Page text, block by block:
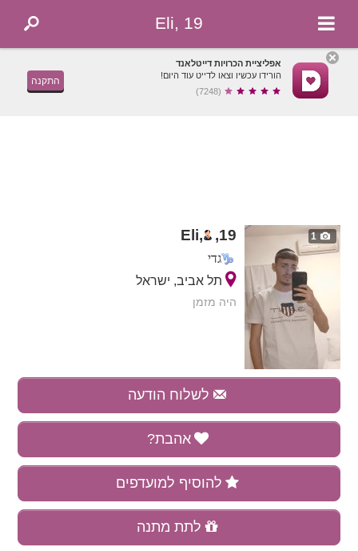
Eli, 19
אפליציית הכרויות דייטלאנד
הורידו עכשיו וצאו לדייט עוד היום!
(7248)
התקנה
1
Eli, ,19
גדי
תל אביב, ישראל
היה מזמן
לשלוח הודעה
אהבת?
להוסיף למועדפים
לתת מתנה